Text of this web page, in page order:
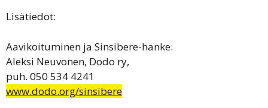
Lisätiedot:
Aavikoituminen ja Sinsibere-hanke:
Aleksi Neuvonen, Dodo ry,
puh. 050 534 4241
www.dodo.org/sinsibere